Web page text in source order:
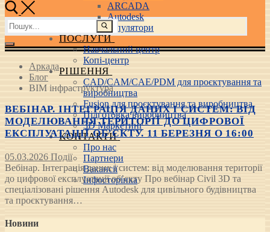
ARCADA
Autodesk
3D маніпулятори
ПОСЛУГИ
Навчальний центр
Копі-центр
РІШЕННЯ
CAD/CAM/CAE/PDM для проєктування та
виробництва
Fusion для проєктування та виробництва
Підготовка виробництва
3D Маркетинг
КОНТАКТИ
Про нас
Партнери
Вакансії
Інфосторінка
Пошук:
Аркада
Блог
BIM інфраструктура
ВЕБІНАР. ІНТЕГРАЦІЯ ДАНИХ І СИСТЕМ: ВІД
МОДЕЛЮВАННЯ ТЕРИТОРІЇ ДО ЦИФРОВОЇ
ЕКСПЛУАТАЦІЇ ОБ’ЄКТУ. 11 БЕРЕЗНЯ О 16:00
05.03.2026 Події
Вебінар. Інтеграція даних і систем: від моделювання території
до цифрової експлуатації об’єкту Про вебінар Civil 3D та
спеціалізовані рішення Autodesk для цивільного будівництва
та проєктування…
Новини